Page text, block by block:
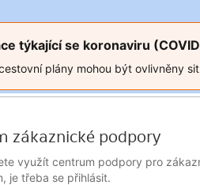
týkající se koronaviru
plány mohou být ovlivněny
zákaznické podpory
využít centrum podpory pro
je třeba se přihlásit.